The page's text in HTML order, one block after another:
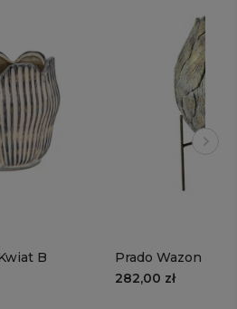
B
Prado Wazon
metalowym
282,00 zł